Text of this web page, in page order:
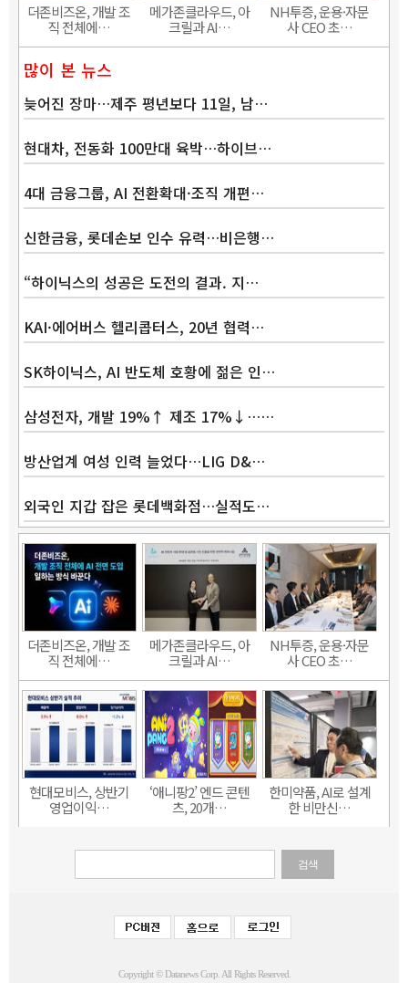
더존비즈온, 개발 조
직 전체에…
메가존클라우드, 아
크릴과 AI…
NH투증, 운용·자문
사 CEO 초…
많이 본 뉴스
늦어진 장마…제주 평년보다 11일, 남…
현대차, 전동화 100만대 육박…하이브…
4대 금융그룹, AI 전환확대·조직 개편…
신한금융, 롯데손보 인수 유력…비은행…
“하이닉스의 성공은 도전의 결과. 지…
KAI·에어버스 헬리콥터스, 20년 협력…
SK하이닉스, AI 반도체 호황에 젊은 인…
삼성전자, 개발 19%↑ 제조 17%↓……
방산업계 여성 인력 늘었다…LIG D&…
외국인 지갑 잡은 롯데백화점…실적도…
더존비즈온, 개발 조
직 전체에…
메가존클라우드, 아
크릴과 AI…
NH투증, 운용·자문
사 CEO 초…
현대모비스, 상반기
영업이익…
‘애니팡2’ 엔드 콘텐
츠, 20개…
한미약품, AI로 설계
한 비만신…
검색
Copyright © Datanews Corp. All Rights Reserved.